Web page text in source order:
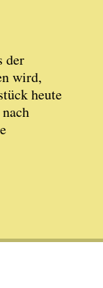
der
wird,
heute